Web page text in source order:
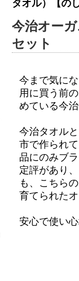
タオル）【の
今治オー
セット
今まで気に
用に買う前
めている今
今治タオル
市で作られ
品にのみブ
定評があり
も、こちら
育てられた
安心で使い